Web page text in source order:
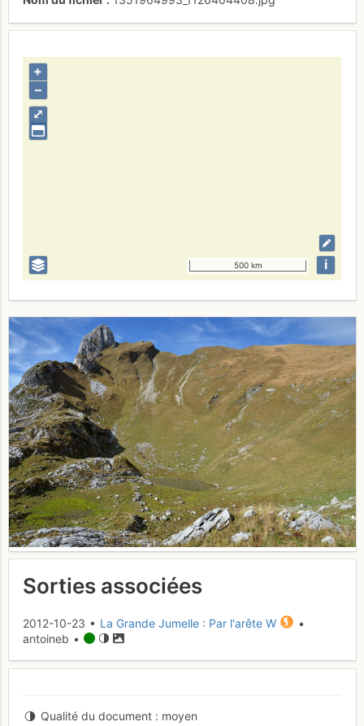
⤢
+
–
500 km i
Sorties associées
2012-10-23 • La Grande Jumelle : Par l'arête W
•
antoineb •
Qualité du document moyen